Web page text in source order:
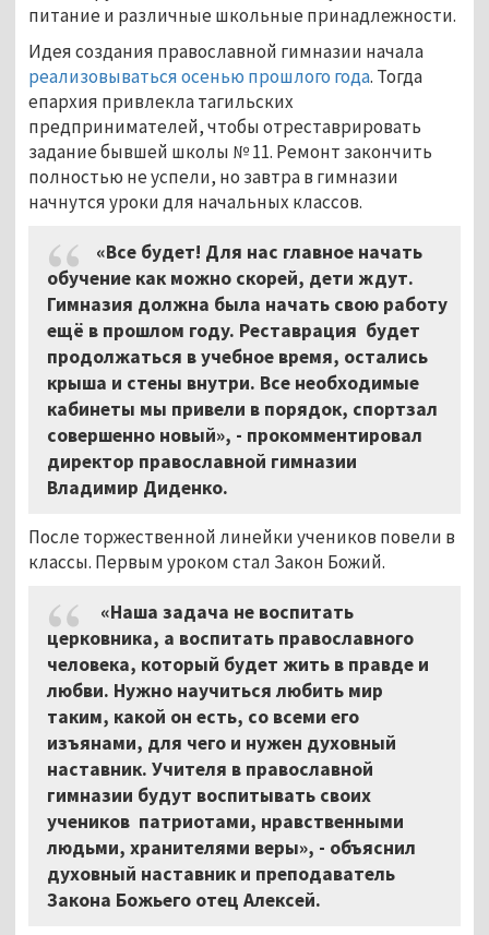
питание и различные школьные принадлежности.
Идея создания православной гимназии начала
реализовываться осенью прошлого года. Тогда
епархия привлекла тагильских
предпринимателей, чтобы отреставрировать
задание бывшей школы № 11. Ремонт закончить
полностью не успели, но завтра в гимназии
начнутся уроки для начальных классов.
«Все будет! Для нас главное начать
обучение как можно скорей, дети ждут.
Гимназия должна была начать свою работу
ещё в прошлом году. Реставрация будет
продолжаться в учебное время, остались
крыша и стены внутри. Все необходимые
кабинеты мы привели в порядок, спортзал
совершенно новый», - прокомментировал
директор православной гимназии
Владимир Диденко.
После торжественной линейки учеников повели в
классы. Первым уроком стал Закон Божий.
«Наша задача не воспитать
церковника, а воспитать православного
человека, который будет жить в правде и
любви. Нужно научиться любить мир
таким, какой он есть, со всеми его
изъянами, для чего и нужен духовный
наставник. Учителя в православной
гимназии будут воспиты­вать своих
учеников патриотами, нравственными
людьми, хранителями веры», - объяснил
духовный наставник и преподаватель
Закона Божьего отец Алексей.